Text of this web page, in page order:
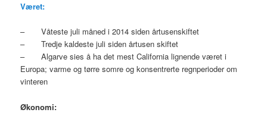
Været:
– Våteste juli måned i 2014 siden årtusenskiftet
– Tredje kaldeste juli siden årtusen skiftet
– Algarve sies å ha det mest California lignende været i
Europa; varme og tørre somre og konsentrerte regnperioder om
vinteren
Økonomi: